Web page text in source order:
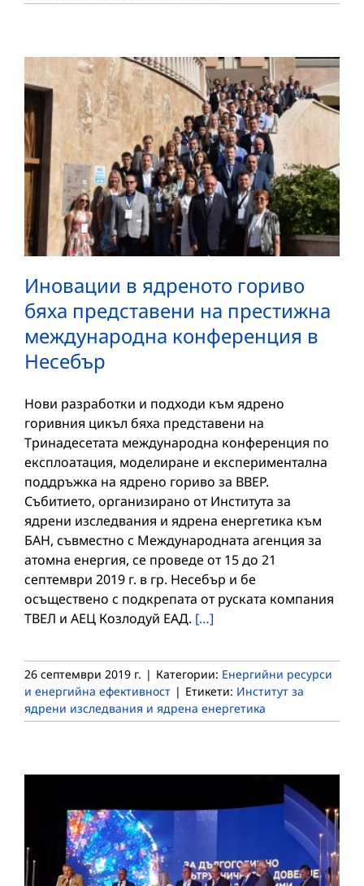
Иновации в ядреното гориво
бяха представени на престижна
международна конференция в
Несебър
Нови разработки и подходи към ядрено
горивния цикъл бяха представени на
Тринадесетата международна конференция по
експлоатация, моделиране и експериментална
поддръжка на ядрено гориво за ВВЕР.
Събитието, организирано от Института за
ядрени изследвания и ядрена енергетика към
БАН, съвместно с Международната агенция за
атомна енергия, се проведе от 15 до 21
септември 2019 г. в гр. Несебър и бе
осъществено с подкрепата от руската компания
ТВЕЛ и АЕЦ Козлодуй ЕАД. […]
26 септември 2019 г. | Категории: Енергийни ресурси
и енергийна ефективност | Етикети: Институт за
ядрени изследвания и ядрена енергетика